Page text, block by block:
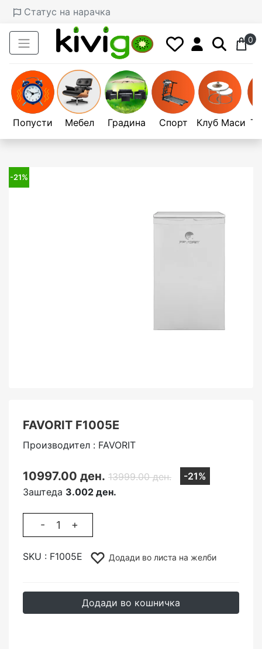
Статус на нарачка
0
Попусти Мебел Градина Спорт Клуб Маси
-21%
FAVORIT F1005E
Производител : FAVORIT
10997.00 ден. 13999.00 ден.
-21%
Заштеда 3.002 ден.
- +
SKU : F1005E Додади во листа на желби
Додади во кошничка